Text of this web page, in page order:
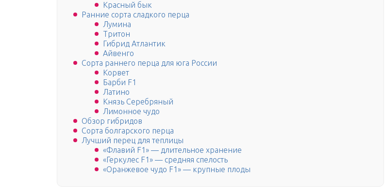
Красный бык
Ранние сорта сладкого перца
Лумина
Тритон
Гибрид Атлантик
Айвенго
Сорта раннего перца для юга России
Корвет
Барби F1
Латино
Князь Серебряный
Лимонное чудо
Обзор гибридов
Сорта болгарского перца
Лучший перец для теплицы
«Флавий F1» — длительное хранение
«Геркулес F1» — средняя спелость
«Оранжевое чудо F1» — крупные плоды